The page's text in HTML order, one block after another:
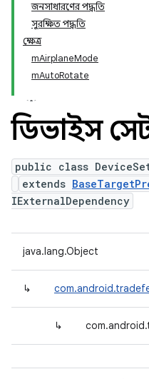
জনসাধারণের পদ্ধতি
সুরক্ষিত পদ্ধতি
ক্ষেত্র
mAirplaneMode
mAutoRotate
ডিভাইস
public class
extends
IExternalDependency
java.lang.Object
↳
↳